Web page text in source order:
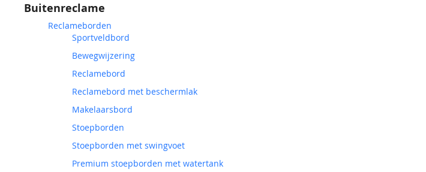
Buitenreclame
Reclameborden
Sportveldbord
Bewegwijzering
Reclamebord
Reclamebord met beschermlak
Makelaarsbord
Stoepborden
Stoepborden met swingvoet
Premium stoepborden met watertank